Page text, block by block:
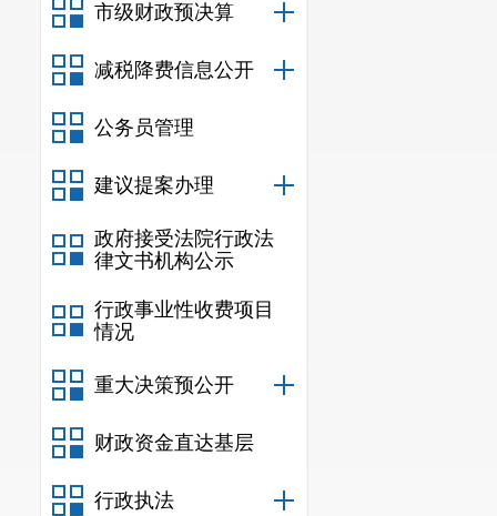
市级财政预决算
减税降费信息公开
公务员管理
建议提案办理
政府接受法院行政法
律文书机构公示
行政事业性收费项目
情况
重大决策预公开
财政资金直达基层
行政执法